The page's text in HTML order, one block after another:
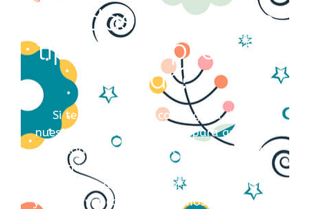
¿Dudas sobre que
tipo de depilación
usar?
Si te has quedado con alguna duda,
nuestro personal está aqui para ayudarte
en todo. Llamarnos al 611 56 79 88 y
nuestras profesionales estaran
encantadas de atenderte. Si lo tienes claro
y quieres ver como trabajamos no lo dudes